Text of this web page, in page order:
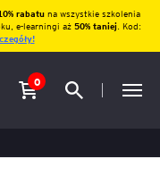
rabatu na wszystkie szkolenia
e-learningi aż 50% taniej. Kod:
0